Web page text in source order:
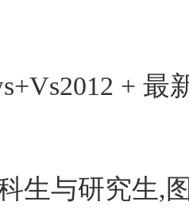
Vs2012 + 最
生与研究生,